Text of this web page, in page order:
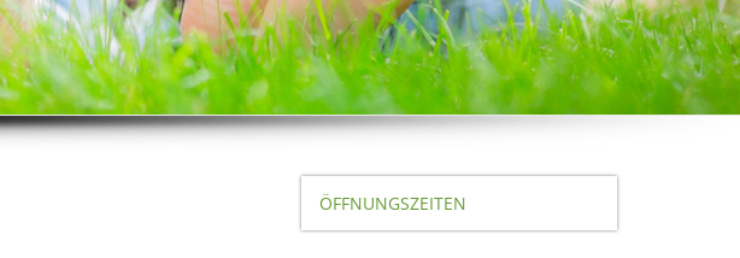
ÖFFNUNGSZEITEN